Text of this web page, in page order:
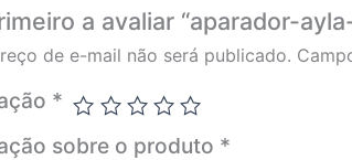
a avaliar “aparador-
de e-mail não será publicado.
*
sobre o produto *